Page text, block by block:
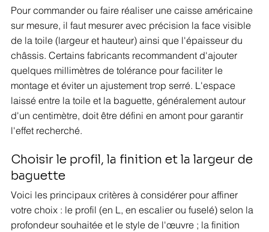
Pour commander ou faire réaliser une caisse américaine
sur mesure, il faut mesurer avec précision la face visible
de la toile (largeur et hauteur) ainsi que l'épaisseur du
châssis. Certains fabricants recommandent d'ajouter
quelques millimètres de tolérance pour faciliter le
montage et éviter un ajustement trop serré. L'espace
laissé entre la toile et la baguette, généralement autour
d'un centimètre, doit être défini en amont pour garantir
l'effet recherché.
Choisir le profil, la finition et la largeur de
baguette
Voici les principaux critères à considérer pour affiner
votre choix : le profil (en L, en escalier ou fuselé) selon la
profondeur souhaitée et le style de l'œuvre ; la finition